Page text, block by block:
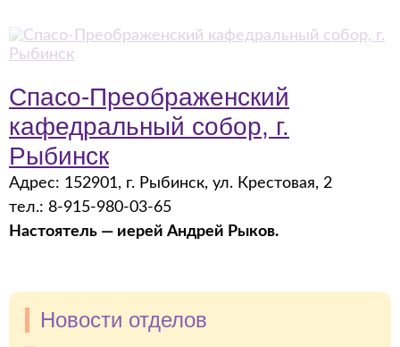
Спасо-Преображенский
кафедральный собор, г.
Рыбинск
Адрес: 152901, г. Рыбинск, ул. Крестовая, 2
тел.: 8-915-980-03-65
Настоятель — иерей Андрей Рыков.
Новости отделов